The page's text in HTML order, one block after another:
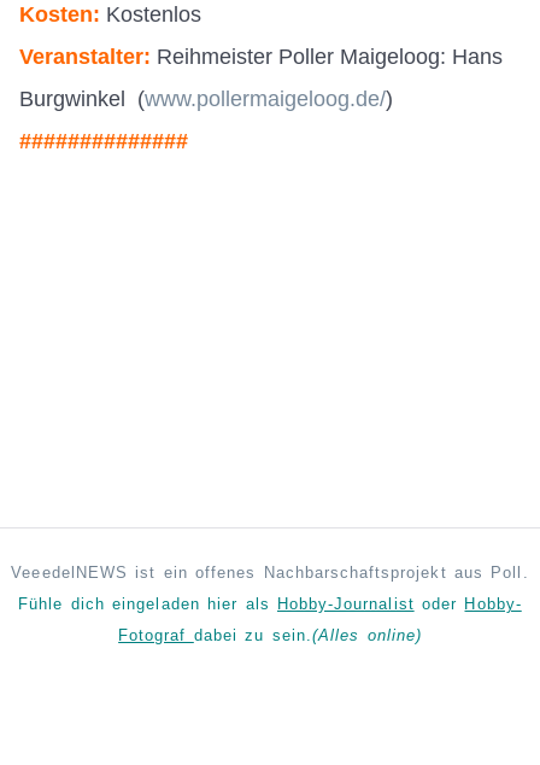
Kosten: Kostenlos
Veranstalter: Reihmeister Poller Maigeloog: Hans
Burgwinkel (www.pollermaigeloog.de/)
##############
VeeedelNEWS ist ein offenes Nachbarschaftsprojekt aus Poll.
Fühle dich eingeladen hier als
Hobby-Journalist oder Hobby-
Fotograf dabei zu sein. (Alles online)